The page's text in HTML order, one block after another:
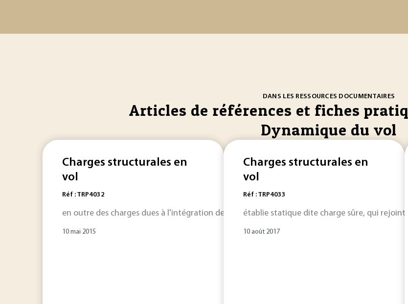
DANS LES RESSOURCES DOCUMENTAIRES
Articles de références et fiches
Dynamique du vol
Charges structurales en
vol
Réf : TRP4032
en outre des charges dues à l'intégration des systèmes aux structures et aux effets
10 mai 2015
Charges structurales en
vol
Réf : TRP4033
établie statique dite charge sûre, qui rejoint
10 août 2017